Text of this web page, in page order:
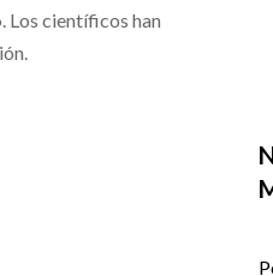
. Los científicos han